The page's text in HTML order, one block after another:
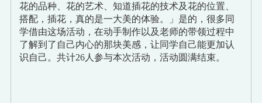
花的品种、花的艺术、知道插花的技术及花的位置、
搭配，插花，真的是一大美的体验。」是的，很多同
学借由这场活动，在动手制作以及老师的带领过程中
了解到了自己内心的那块美感，让同学自己能更加认
识自己。共计26人参与本次活动，活动圆满结束。